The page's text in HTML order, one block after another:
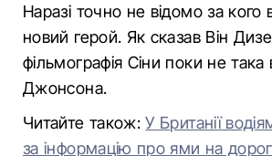
Наразі точно не відомо за кого
новий герой. Як сказав Він
фільмографія Сіни поки не
Джонсона.
Читайте також:У Британії
за інформацію про ями на